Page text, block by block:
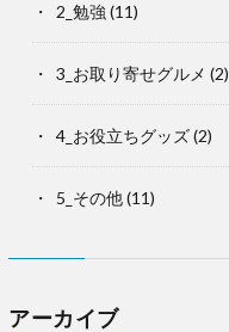
2_勉強 (11)
3_お取り寄せグルメ (2)
4_お役立ちグッズ(2)
5_その他(11)
アーカイブ